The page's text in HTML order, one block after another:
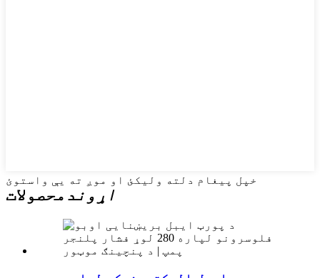
خپل پیغام دلته ولیکئ او موږ ته یې واستوئ
اړوند محصولات